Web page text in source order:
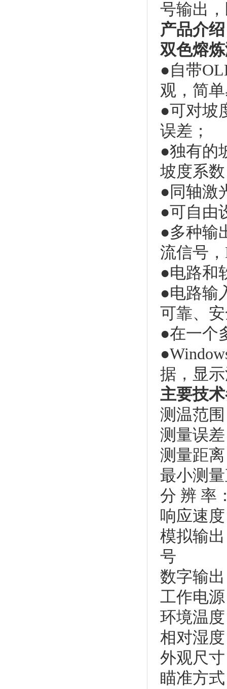
号输出
产品介绍
双色熔
●自带
观，简
●可对坡
误差；
●独有的
坡度系
●同轴激
●可自由
●多种输
流信号，
●电路和
●电路输
可靠、
●在一个
据，显
主要技
测温范
测量误
测量距
最小测
分 辨 率
响应速
模拟输
号
数字输出
工作电
环境温
相对湿
外观尺
瞄准方